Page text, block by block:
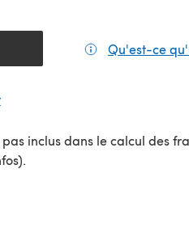
nouvel onglet) Qu'est-ce
inclus dans le calcul des
nouvel onglet)